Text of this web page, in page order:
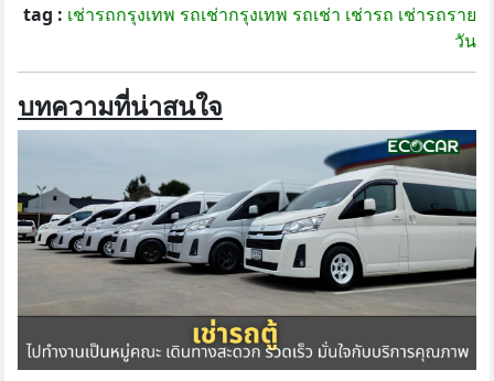
tag : เช่ารถกรุงเทพ รถเช่ากรุงเทพ รถเช่า เช่ารถ เช่ารถราย
วัน
บทความที่น่าสนใจ